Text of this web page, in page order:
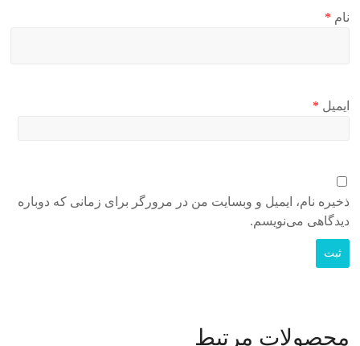
نام *
ایمیل *
ذخیره نام، ایمیل و وبسایت من در مرورگر برای زمانی که دوباره
دیدگاهی می‌نویسم.
محصولات مرتبط